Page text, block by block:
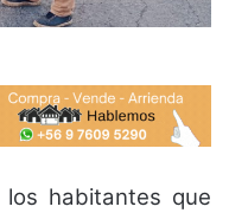
habitantes que